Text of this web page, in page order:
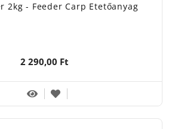
2kg - Feeder Carp Etetőanyag
2 290,00 Ft